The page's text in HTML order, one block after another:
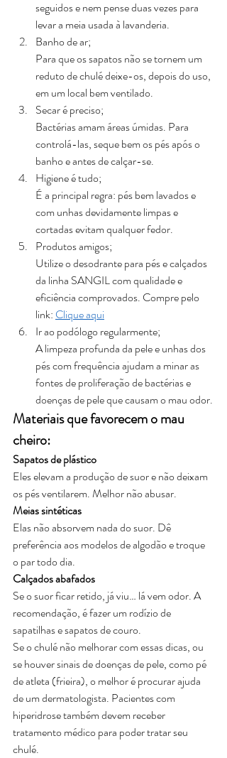
seguidos e nem pense duas vezes para
levar a meia usada à lavanderia.
Banho de ar;
Para que os sapatos não se tornem um
reduto de chulé deixe-os, depois do uso,
em um local bem ventilado.
Secar é preciso;
Bactérias amam áreas úmidas. Para
controlá-las, seque bem os pés após o
banho e antes de calçar-se.
Higiene é tudo;
É a principal regra: pés bem lavados e
com unhas devidamente limpas e
cortadas evitam qualquer fedor.
Produtos amigos;
Utilize o desodrante para pés e calçados
da linha SANGIL com qualidade e
eficiência comprovados. Compre pelo
link: Clique aqui
Ir ao podólogo regularmente;
A limpeza profunda da pele e unhas dos
pés com frequência ajudam a minar as
fontes de proliferação de bactérias e
doenças de pele que causam o mau odor.
Materiais que favorecem o mau
cheiro:
Sapatos de plástico
Eles elevam a produção de suor e não deixam
os pés ventilarem. Melhor não abusar.
Meias sintéticas
Elas não absorvem nada do suor. Dê
preferência aos modelos de algodão e troque
o par todo dia.
Calçados abafados
Se o suor ficar retido, já viu… lá vem odor. A
recomendação, é fazer um rodízio de
sapatilhas e sapatos de couro.
Se o chulé não melhorar com essas dicas, ou
se houver sinais de doenças de pele, como pé
de atleta (frieira), o melhor é procurar ajuda
de um dermatologista. Pacientes com
hiperidrose também devem receber
tratamento médico para poder tratar seu
chulé.